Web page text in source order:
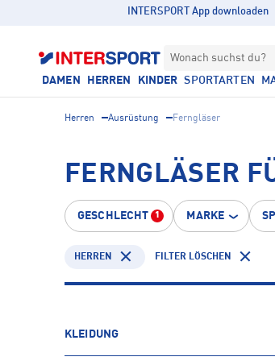
INTERSPORT App downloaden
Wonach suchst du?
DAMEN HERREN KINDER SPORTARTEN
Herren Ausrüstung Ferngläser
FERNGLÄSER
GESCHLECHT 1 MARKE
HERREN FILTER LÖSCHEN
KLEIDUNG